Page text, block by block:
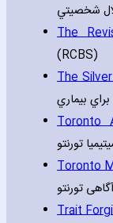
شخصيتي
The
(RCBS)
The
بيماري
Toronto
تورنتو
Toronto
تورنتو
Trait